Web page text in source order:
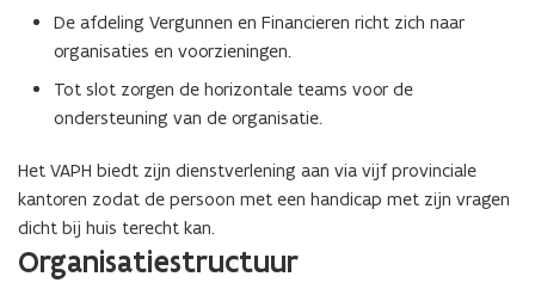
De afdeling Vergunnen en Financieren richt zich naar
organisaties en voorzieningen.
Tot slot zorgen de horizontale teams voor de
ondersteuning van de organisatie.
Het VAPH biedt zijn dienstverlening aan via vijf provinciale
kantoren zodat de persoon met een handicap met zijn vragen
dicht bij huis terecht kan.
Organisatiestructuur